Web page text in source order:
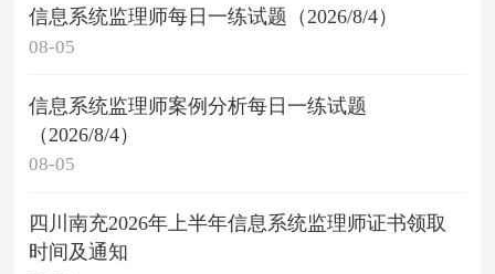
信息系统监理师每日一练试题（2026/8/4）
08-05
信息系统监理师案例分析每日一练试题
（2026/8/4）
08-05
四川南充2026年上半年信息系统监理师证书领取
时间及通知